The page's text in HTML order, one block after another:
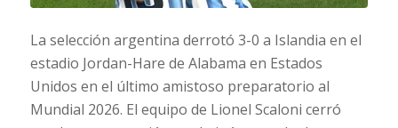
La selección argentina derrotó 3-0 a Islandia en el
estadio Jordan-Hare de Alabama en Estados
Unidos en el último amistoso preparatorio al
Mundial 2026. El equipo de Lionel Scaloni cerró